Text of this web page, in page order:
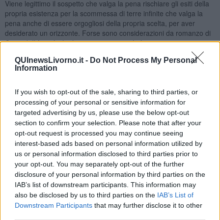
QUInewsLivorno.it - Do Not Process My Personal
Information
If you wish to opt-out of the sale, sharing to third parties, or
processing of your personal or sensitive information for
targeted advertising by us, please use the below opt-out
section to confirm your selection. Please note that after your
opt-out request is processed you may continue seeing
interest-based ads based on personal information utilized by
us or personal information disclosed to third parties prior to
your opt-out. You may separately opt-out of the further
disclosure of your personal information by third parties on the
IAB’s list of downstream participants. This information may
also be disclosed by us to third parties on the IAB’s List of
Downstream Participants that may further disclose it to other
Viene legittimo il sospetto che valga la pena rischiare gli esiti della
propria esistenza per la scommessa di terre infinite che valga la
pena anche di essere orgogliosi della propria scelta, per aver
desiderato un orizzonte. Forse sono considerazioni da romanzo di
Conrad. Il fatto è che ho sempre amato chi è partito con minore o
arrischiato nei luoghi più lontani della terra, arrabattando il suo
nome mezzo così e mezzo così, facendosi capire, fa-cendosi
sempre facendosi amare.
Sospetto che in questo modo abbia come cercato rifugio da sé
stesso. Vai a sapere se è la strada giusta, godersi la sua magra
pensione sorseggiando il mate in una periferia sperduta al limite
della pampa.Forse si è semplicemente arreso, incapace di fare altri
passi, incapace di andare avanti, almeno inItalia. Di ritrovare valori
e soprattutto nuove relazioni. Cosa necessaria per vivere gli anni
che rimangono, sfrondando tutto ciò che è inutile, inessenziale,
persino dannoso. Un naufrago quando non può più lottare contro il
vento e il mare per seguire la sua rotta ha solo due possibilità.
L’andatura di cappa che lo fa andare alla deriva. Oppure la fuga
davanti alla tempesta con il vento in poppa e un mare bendisposto